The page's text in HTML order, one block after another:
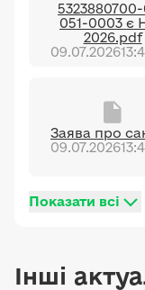
051-0003 є
2026.pdf
09.07.2026
Заява про
09.07.2026
Показати всі
Інші